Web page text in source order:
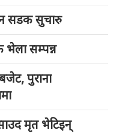
सडक सुचारु
सम्पन्न
पुराना
मृत भेटिइन्